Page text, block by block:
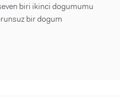
biri ikinci dogumumu
bir dogum